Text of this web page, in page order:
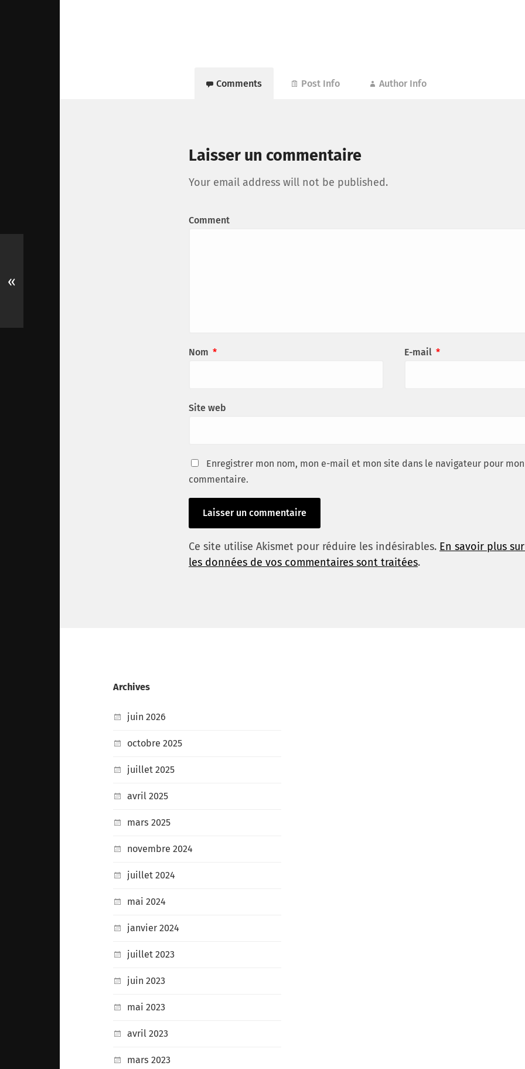
Comments Post Info Author Info
Laisser un commentaire
Your email address will not be published.
Comment
Nom * E-mail *
Site web
Enregistrer mon nom, mon e-mail et mon site dans le navigateur pour
commentaire.
Ce site utilise Akismet pour réduire les indésirables. En savoir plus
les données de vos commentaires sont traitées.
«
Archives
juin 2026
octobre 2025
juillet 2025
avril 2025
mars 2025
novembre 2024
juillet 2024
mai 2024
janvier 2024
juillet 2023
juin 2023
mai 2023
avril 2023
mars 2023